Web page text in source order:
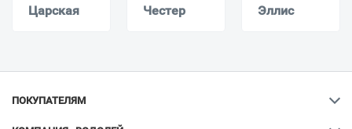
Царская Честер Эллис
ПОКУПАТЕЛЯМ